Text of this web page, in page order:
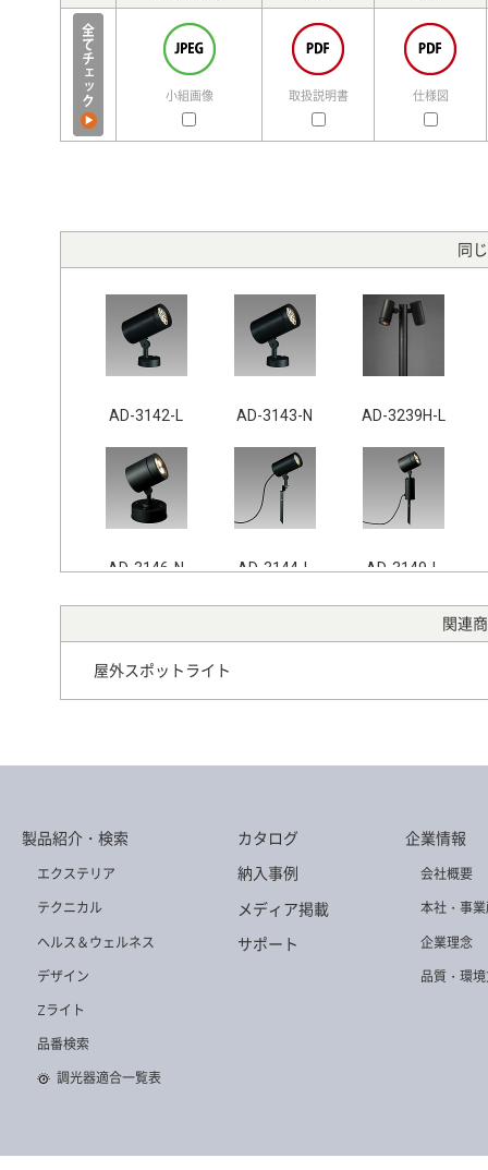
小組画像 取扱説明書 仕様図
同
AD-3142-L AD-3143-N AD-3239H-L
AD-3146-N AD-3144-L AD-3149-L
AD-3148-N AD-3149-N AD-3143-L
関連
屋外スポットライト
製品紹介・検索
エクステリア
テクニカル
ヘルス＆ウェルネス
デザイン
Zライト
品番検索
調光器適合一覧表
カタログ
納入事例
メディア掲載
サポート
企業情報
会社概要
本社・事
企業理念
品質・環